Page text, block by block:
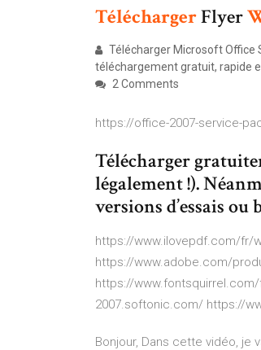
TéléchargerFlyer
Télécharger Microsoft Office
téléchargement gratuit, rapide
2 Comments
https://office-2007-service-
Télécharger
légalement !).
versions d’essais ou
https://www.ilovepdf.com/fr/
https://www.adobe.com/
https://
2007.softonic.com/ https://
Bonjour, Dans cette vidéo, je